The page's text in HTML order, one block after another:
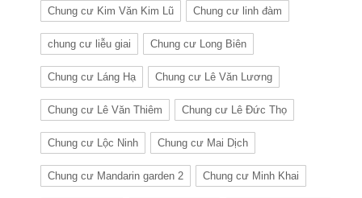
Chung cư Kim Văn Kim Lũ Chung cư linh đàm
chung cư liễu giai Chung cư Long Biên
Chung cư Láng Hạ Chung cư Lê Văn Lương
Chung cư Lê Văn Thiêm Chung cư Lê Đức Thọ
Chung cư Lộc Ninh Chung cư Mai Dịch
Chung cư Mandarin garden 2 Chung cư Minh Khai